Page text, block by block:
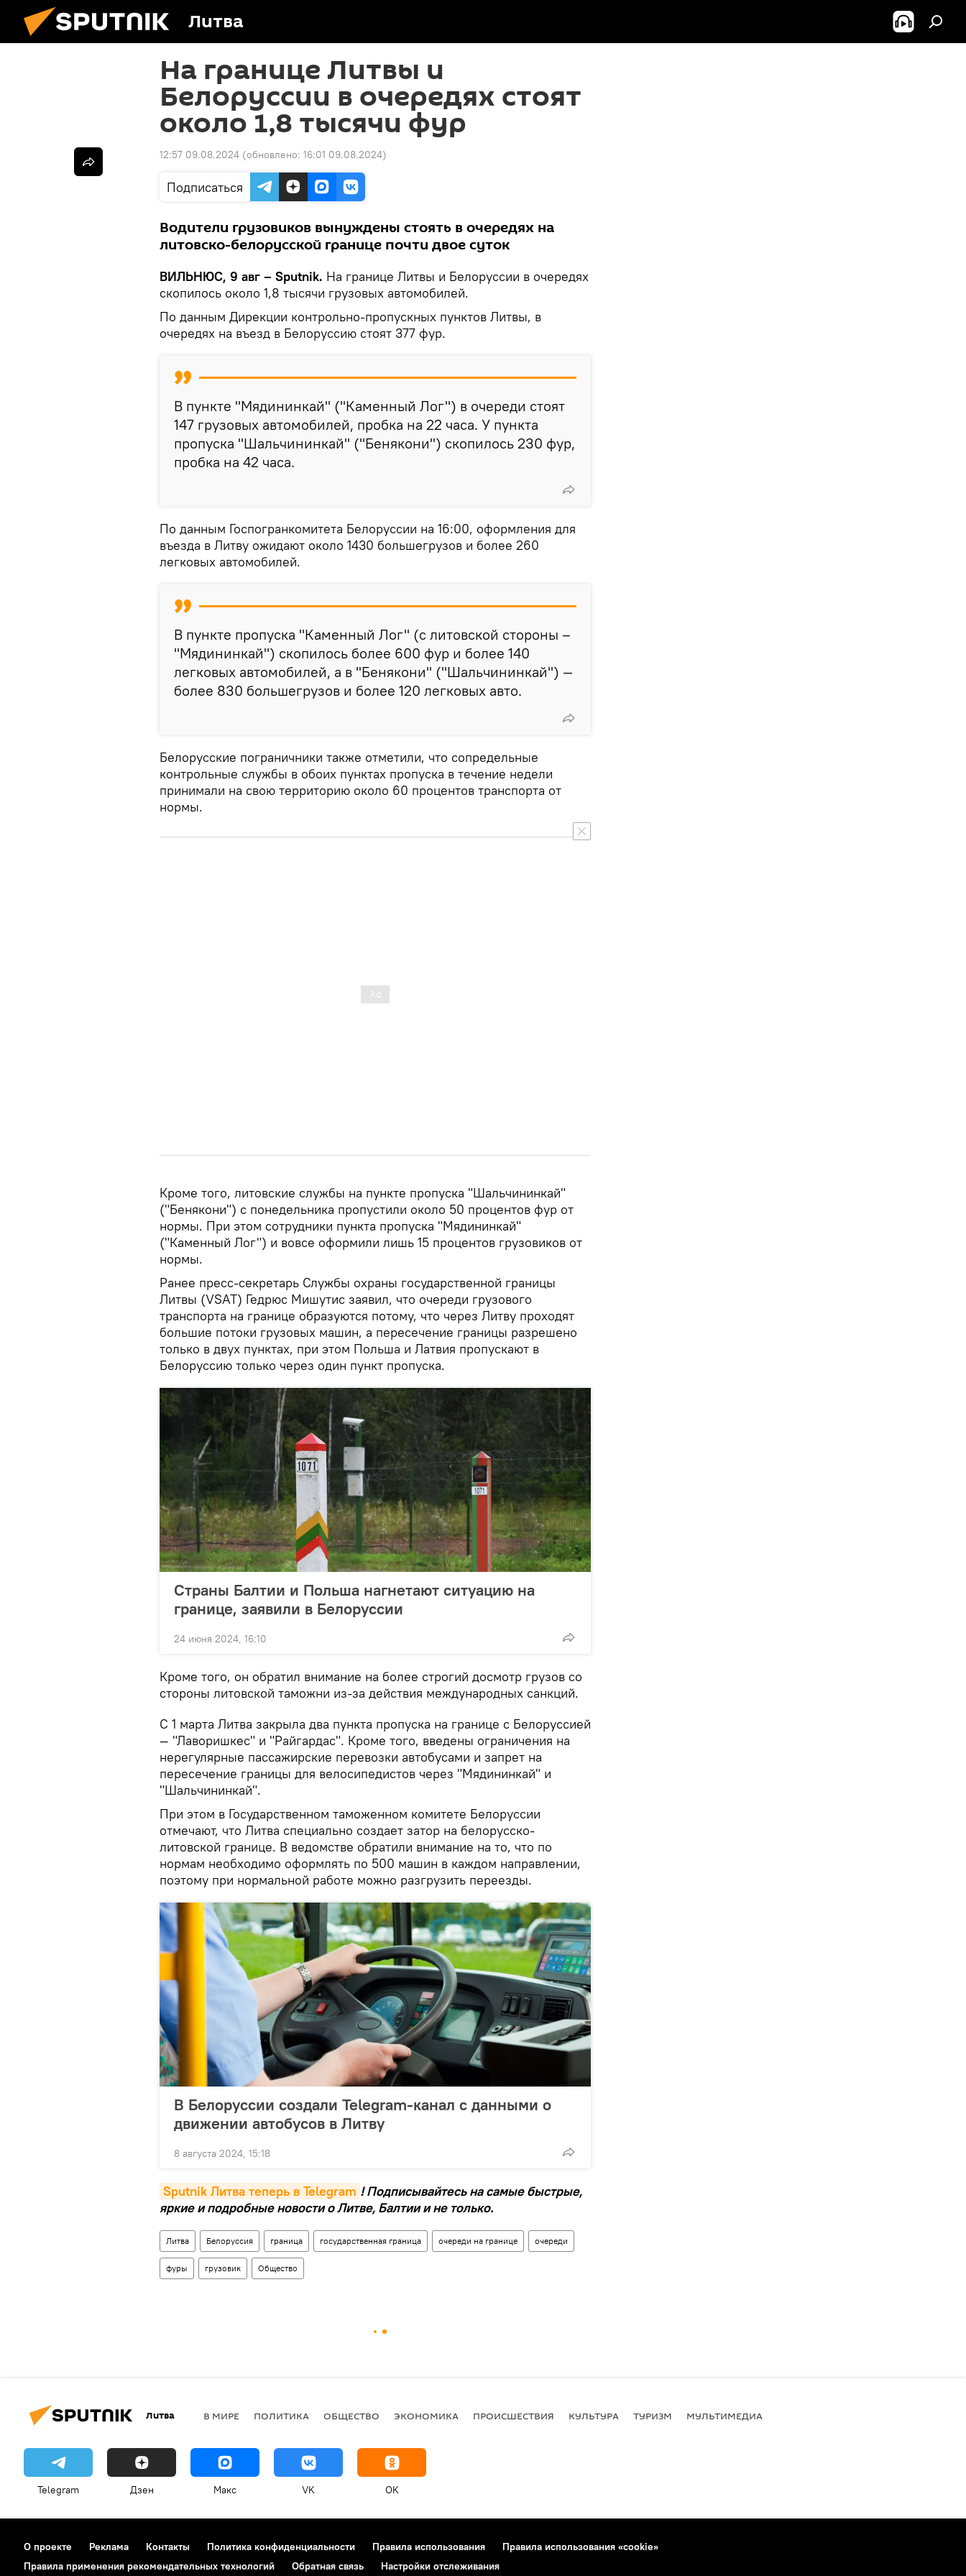
Литва
На границе Литвы и
Белоруссии в очередях стоят
около 1,8 тысячи фур
12:57 09.08.2024 (обновлено: 16:01 09.08.2024)
Подписаться
Водители грузовиков вынуждены стоять в очередях на
литовско-белорусской границе почти двое суток
ВИЛЬНЮС, 9 авг – Sputnik. На границе Литвы и Белоруссии в очередях
скопилось около 1,8 тысячи грузовых автомобилей.
По данным Дирекции контрольно-пропускных пунктов Литвы, в
очередях на въезд в Белоруссию стоят 377 фур.
В пункте "Мядининкай" ("Каменный Лог") в очереди стоят
147 грузовых автомобилей, пробка на 22 часа. У пункта
пропуска "Шальчининкай" ("Бенякони") скопилось 230 фур,
пробка на 42 часа.
По данным Госпогранкомитета Белоруссии на 16:00, оформления для
въезда в Литву ожидают около 1430 большегрузов и более 260
легковых автомобилей.
В пункте пропуска "Каменный Лог" (с литовской стороны –
"Мядининкай") скопилось более 600 фур и более 140
легковых автомобилей, а в "Бенякони" ("Шальчининкай") —
более 830 большегрузов и более 120 легковых авто.
Белорусские пограничники также отметили, что сопредельные
контрольные службы в обоих пунктах пропуска в течение недели
принимали на свою территорию около 60 процентов транспорта от
нормы.
Кроме того, литовские службы на пункте пропуска "Шальчининкай"
("Бенякони") с понедельника пропустили около 50 процентов фур от
нормы. При этом сотрудники пункта пропуска "Мядининкай"
("Каменный Лог") и вовсе оформили лишь 15 процентов грузовиков от
нормы.
Ранее пресс-секретарь Службы охраны государственной границы
Литвы (VSAT) Гедрюс Мишутис заявил, что очереди грузового
транспорта на границе образуются потому, что через Литву проходят
большие потоки грузовых машин, а пересечение границы разрешено
только в двух пунктах, при этом Польша и Латвия пропускают в
Белоруссию только через один пункт пропуска.
Страны Балтии и Польша нагнетают ситуацию на
границе, заявили в Белоруссии
24 июня 2024, 16:10
Кроме того, он обратил внимание на более строгий досмотр грузов со
стороны литовской таможни из-за действия международных санкций.
С 1 марта Литва закрыла два пункта пропуска на границе с Белоруссией
— "Лаворишкес" и "Райгардас". Кроме того, введены ограничения на
нерегулярные пассажирские перевозки автобусами и запрет на
пересечение границы для велосипедистов через "Мядининкай" и
"Шальчининкай".
При этом в Государственном таможенном комитете Белоруссии
отмечают, что Литва специально создает затор на белорусско-
литовской границе. В ведомстве обратили внимание на то, что по
нормам необходимо оформлять по 500 машин в каждом направлении,
поэтому при нормальной работе можно разгрузить переезды.
В Белоруссии создали Telegram-канал с данными о
движении автобусов в Литву
8 августа 2024, 15:18
Sputnik Литва теперь в Telegram ! Подписывайтесь на самые быстрые,
яркие и подробные новости о Литве, Балтии и не только.
Литва Белоруссия граница государственная граница очереди на границе очереди
фуры грузовик Общество
Литва В МИРЕ ПОЛИТИКА ОБЩЕСТВО ЭКОНОМИКА ПРОИСШЕСТВИЯ КУЛЬТУРА ТУРИЗМ МУЛЬТИМЕДИА
Telegram Дзен Макс VK OK
О проекте Реклама Контакты Политика конфиденциальности Правила использования
Правила использования «cookie»
Правила применения рекомендательных технологий
Обратная связь Настройки отслеживания